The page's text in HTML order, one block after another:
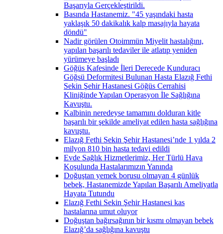
Başarıyla Gerçekleştirildi.
Basında Hastanemiz. "45 yaşındaki hasta
yaklaşık 50 dakikalık kalp masajıyla hayata
döndü"
Nadir görülen Otoimmün Miyelit hastalığını,
yapılan başarılı tedaviler ile atlatıp yeniden
yürümeye başladı
Göğüs Kafesinde İleri Derecede Kunduracı
Göğsü Deformitesi Bulunan Hasta Elazığ Fethi
Sekin Şehir Hastanesi Göğüs Cerrahisi
Kliniğinde Yapılan Operasyon İle Sağlığına
Kavuştu.
Kalbinin neredeyse tamamını dolduran kitle
başarılı bir şekilde ameliyat edilen hasta sağlığına
kavuştu.
Elazığ Fethi Sekin Şehir Hastanesi’nde 1 yılda 2
milyon 810 bin hasta tedavi edildi
Evde Sağlık Hizmetlerimiz, Her Türlü Hava
Koşulunda Hastalarımızın Yanında
Doğuştan yemek borusu olmayan 4 günlük
bebek, Hastanemizde Yapılan Başarılı Ameliyatla
Hayata Tutundu
Elazığ Fethi Sekin Şehir Hastanesi kas
hastalarına umut oluyor
Doğuştan bağırsağının bir kısmı olmayan bebek
Elazığ’da sağlığına kavuştu